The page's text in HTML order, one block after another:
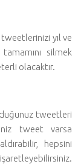
tweetlerinizi yıl ve
silmek
olacaktır.
tweetleri
tweet varsa
hepsini